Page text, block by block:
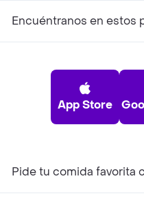
Encuéntranos en estos
App Store
Pide tu comida favorita